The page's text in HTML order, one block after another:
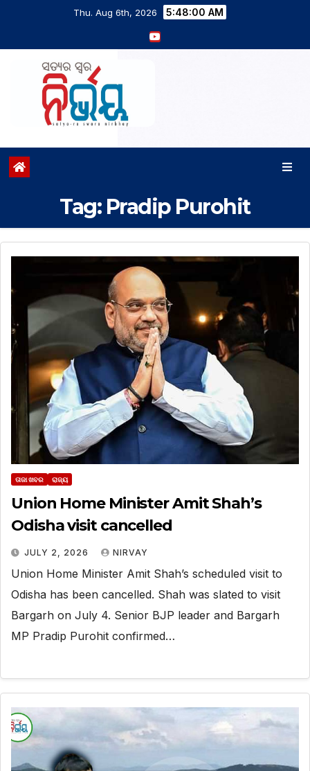
Thu. Aug 6th, 2026 5:48:01 AM
Tag: Pradip Purohit
ତାଜା ଖବର ରାଜ୍ୟ
Union Home Minister Amit Shah’s
Odisha visit cancelled
JULY 2, 2026 NIRVAY
Union Home Minister Amit Shah’s scheduled visit to
Odisha has been cancelled. Shah was slated to visit
Bargarh on July 4. Senior BJP leader and Bargarh
MP Pradip Purohit confirmed…